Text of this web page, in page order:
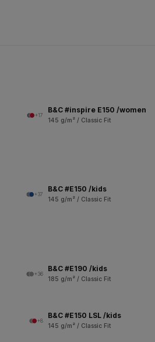
+17
B&C #inspire E150 /women
145 g/m² / Classic Fit
+37
B&C #E150 /kids
145 g/m² / Classic Fit
+36
B&C #E190 /kids
185 g/m² / Classic Fit
+8
B&C #E150 LSL /kids
145 g/m² / Classic Fit